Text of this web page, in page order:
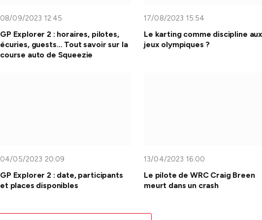
08/09/2023 12:45
GP Explorer 2 : horaires, pilotes,
écuries, guests… Tout savoir sur la
course auto de Squeezie
17/08/2023 15:54
Le karting comme discipline
jeux olympiques ?
04/05/2023 20:09
GP Explorer 2 : date, participants
et places disponibles
13/04/2023 16:00
Le pilote de WRC Craig Breen
meurt dans un crash